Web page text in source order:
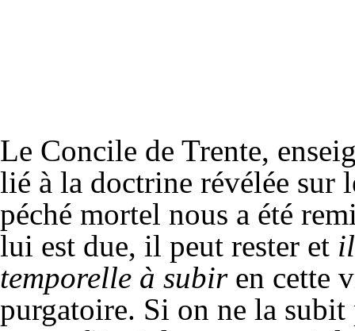
Le Concile de Trente,
lié à la doctrine révélée sur
péché mortel nous a été
lui est due, il peut rester et
temporelle à subiren cette
purgatoire. Si on ne la subit